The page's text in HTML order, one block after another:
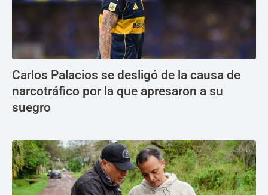
Carlos Palacios se desligó de la causa de
narcotráfico por la que apresaron a su
suegro